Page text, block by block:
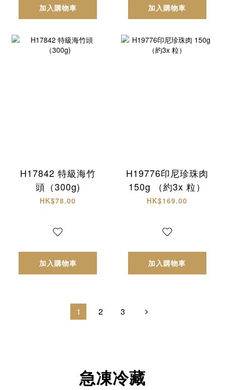
加入購物車 加入購物車
H17842 特級海竹
頭（300g)
HK$78.00
加入購物車
H19776印尼珍珠肉
150g （約3x 粒）
HK$169.00
加入購物車
1 2 3
急凍冷藏